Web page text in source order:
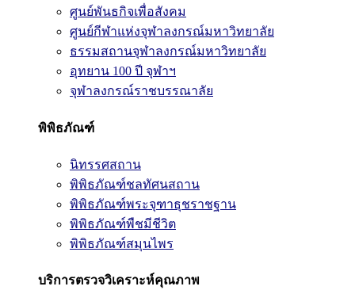
ศูนย์พันธกิจเพื่อสังคม
ศูนย์กีฬาแห่งจุฬาลงกรณ์มหาวิทยาลัย
ธรรมสถานจุฬาลงกรณ์มหาวิทยาลัย
อุทยาน 100 ปี จุฬาฯ
จุฬาลงกรณ์ราชบรรณาลัย
พิพิธภัณฑ์
นิทรรศสถาน
พิพิธภัณฑ์ชลทัศนสถาน
พิพิธภัณฑ์พระจุฑาธุชราชฐาน
พิพิธภัณฑ์พืชมีชีวิต
พิพิธภัณฑ์สมุนไพร
บริการตรวจวิเคราะห์คุณภาพ